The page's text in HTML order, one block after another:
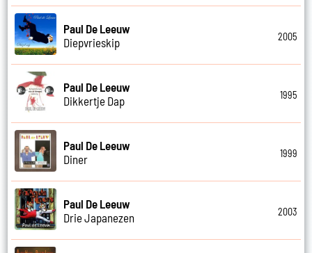
Paul De Leeuw
Diepvrieskip
2005
Paul De Leeuw
Dikkertje Dap
1995
Paul De Leeuw
Diner
1999
Paul De Leeuw
Drie Japanezen
2003